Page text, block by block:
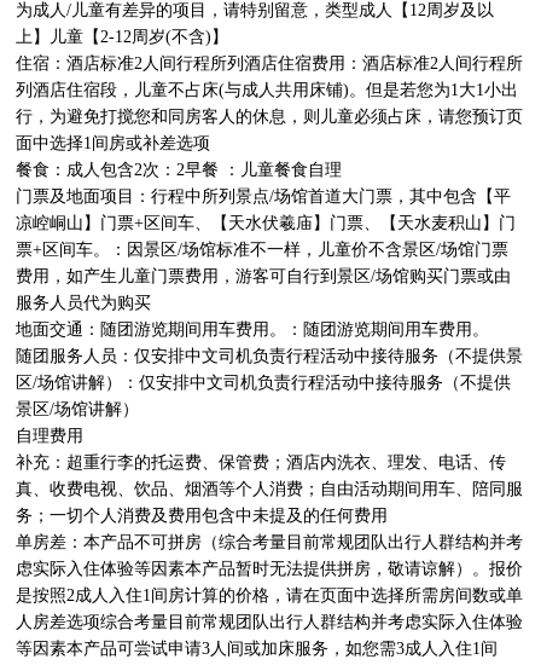
为成人/儿童有差异的项目，请特别留意，类型成人【12周岁及以
上】儿童【2-12周岁(不含)】
住宿：酒店标准2人间行程所列酒店住宿费用：酒店标准2人间行程所
列酒店住宿段，儿童不占床(与成人共用床铺)。但是若您为1大1小出
行，为避免打搅您和同房客人的休息，则儿童必须占床，请您预订页
面中选择1间房或补差选项
餐食：成人包含2次：2早餐 ：儿童餐食自理
门票及地面项目：行程中所列景点/场馆首道大门票，其中包含【平
凉崆峒山】门票+区间车、【天水伏羲庙】门票、【天水麦积山】门
票+区间车。：因景区/场馆标准不一样，儿童价不含景区/场馆门票
费用，如产生儿童门票费用，游客可自行到景区/场馆购买门票或由
服务人员代为购买
地面交通：随团游览期间用车费用。：随团游览期间用车费用。
随团服务人员：仅安排中文司机负责行程活动中接待服务（不提供景
区/场馆讲解）：仅安排中文司机负责行程活动中接待服务（不提供
景区/场馆讲解）
自理费用
补充：超重行李的托运费、保管费；酒店内洗衣、理发、电话、传
真、收费电视、饮品、烟酒等个人消费；自由活动期间用车、陪同服
务；一切个人消费及费用包含中未提及的任何费用
单房差：本产品不可拼房（综合考量目前常规团队出行人群结构并考
虑实际入住体验等因素本产品暂时无法提供拼房，敬请谅解）。报价
是按照2成人入住1间房计算的价格，请在页面中选择所需房间数或单
人房差选项综合考量目前常规团队出行人群结构并考虑实际入住体验
等因素本产品可尝试申请3人间或加床服务，如您需3成人入住1间